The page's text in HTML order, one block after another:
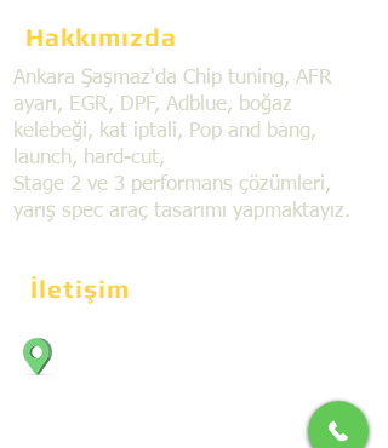
Hakkımızda
Ankara Şaşmaz'da Chip tuning, AFR
ayarı, EGR, DPF, Adblue, boğaz
kelebeği, kat iptali, Pop and bang,
launch, hard-cut,
Stage 2 ve 3 performans çözümleri,
yarış spec araç tasarımı yapmaktayız.
İletişim